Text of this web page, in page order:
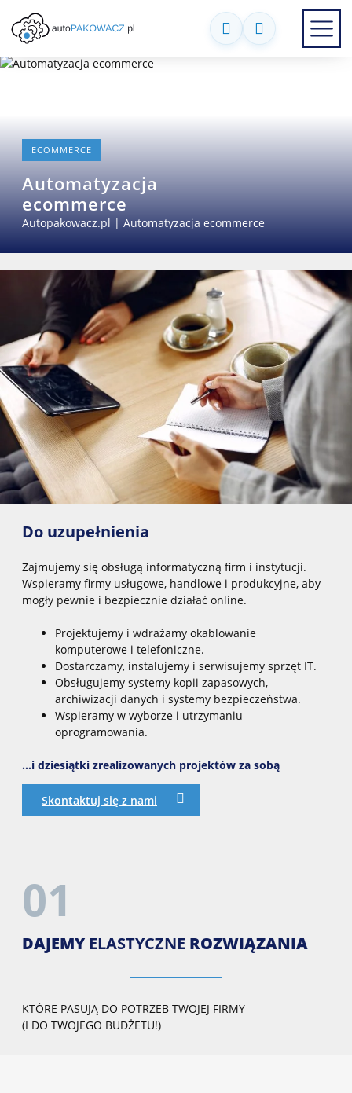
ECOMMERCE
Automatyzacja
ecommerce
Autopakowacz.pl | Automatyzacja ecommerce
Do uzupełnienia
Zajmujemy się obsługą informatyczną firm i instytucji.
Wspieramy firmy usługowe, handlowe i produkcyjne, aby
mogły pewnie i bezpiecznie działać online.
Projektujemy i wdrażamy okablowanie
komputerowe i telefoniczne.
Dostarczamy, instalujemy i serwisujemy sprzęt IT.
Obsługujemy systemy kopii zapasowych,
archiwizacji danych i systemy bezpieczeństwa.
Wspieramy w wyborze i utrzymaniu
oprogramowania.
…i dziesiątki zrealizowanych projektów za sobą
Skontaktuj się z nami
01
DAJEMY ELASTYCZNE ROZWIĄZANIA
KTÓRE PASUJĄ DO POTRZEB TWOJEJ FIRMY
(I DO TWOJEGO BUDŻETU!)